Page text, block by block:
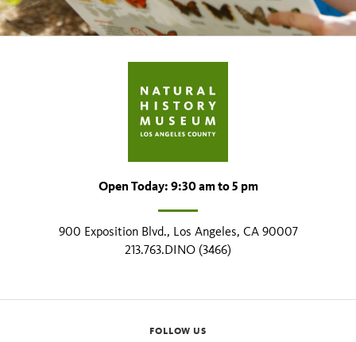
Open Today: 9:30 am to 5 pm
900 Exposition Blvd., Los Angeles, CA 90007
213.763.DINO (3466)
FOLLOW US